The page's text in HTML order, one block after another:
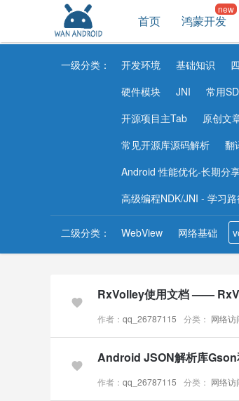
首页 鸿蒙开发
一级分类： 开发环境 基础知识
硬件模块
JNI 常用
开源项目主Tab
原创文
常见开源库源码解析
翻
Android 性能优化-长期分
高级编程NDK/JNI - 学习
二级分类： WebView 网络基础
RxVolley使用文档 ——
作者： qq_26787115 分类： 网络访
Android JSON解析库
作者： qq_26787115 分类： 网络访